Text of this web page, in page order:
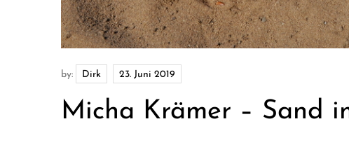
by: Dirk
Micha Krämer – Sand